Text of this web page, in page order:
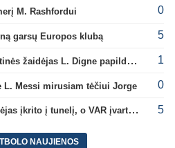
M. Rashfordui 0
garsų Europos klubą 5
Pagrindinis Prancūzijos rinktinės žaidėjas L. Digne papildė PSG gretas 1
L. Messi mirusiam tėčiui Jorge 0
Brazilijoje įvartį šventęs žaidėjas įkrito į tunelį, o VAR įvartį atšaukė 5
NAUJIENOS